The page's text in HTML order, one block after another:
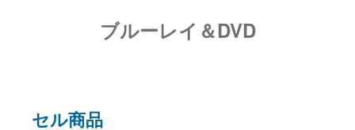
ブルーレイ＆DVD
セル商品